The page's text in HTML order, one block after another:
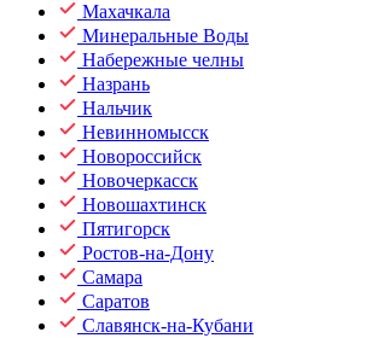
Махачкала
Минеральные Воды
Набережные челны
Назрань
Нальчик
Невинномысск
Новороссийск
Новочеркасск
Новошахтинск
Пятигорск
Ростов-на-Дону
Самара
Саратов
Славянск-на-Кубани